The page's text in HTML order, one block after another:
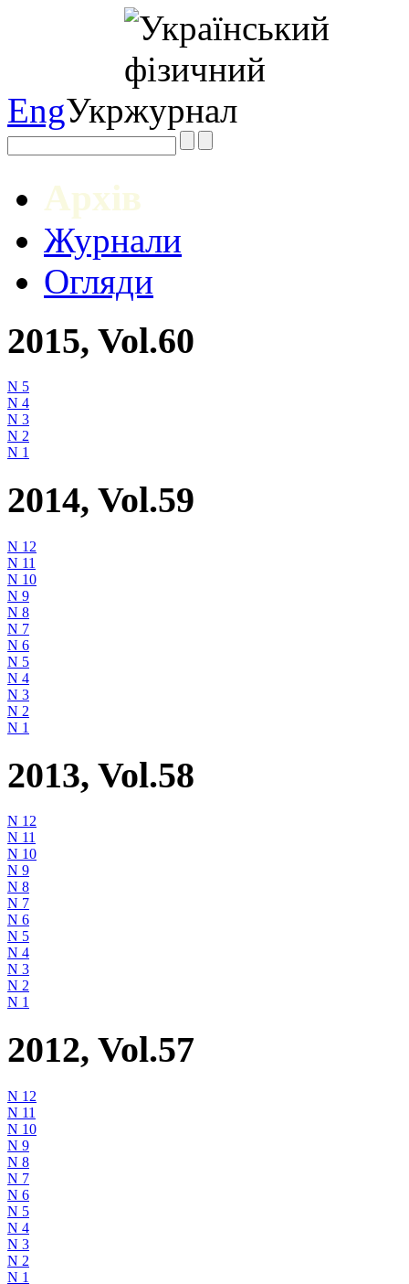
EngУкр
Архів
Журнали
Огляди
2015, Vol.60
N 5
N 4
N 3
N 2
N 1
2014, Vol.59
N 12
N 11
N 10
N 9
N 8
N 7
N 6
N 5
N 4
N 3
N 2
N 1
2013, Vol.58
N 12
N 11
N 10
N 9
N 8
N 7
N 6
N 5
N 4
N 3
N 2
N 1
2012, Vol.57
N 12
N 11
N 10
N 9
N 8
N 7
N 6
N 5
N 4
N 3
N 2
N 1